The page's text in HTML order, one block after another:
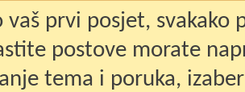
vaš prvi posjet, svakako
postove morate
tema i poruka,